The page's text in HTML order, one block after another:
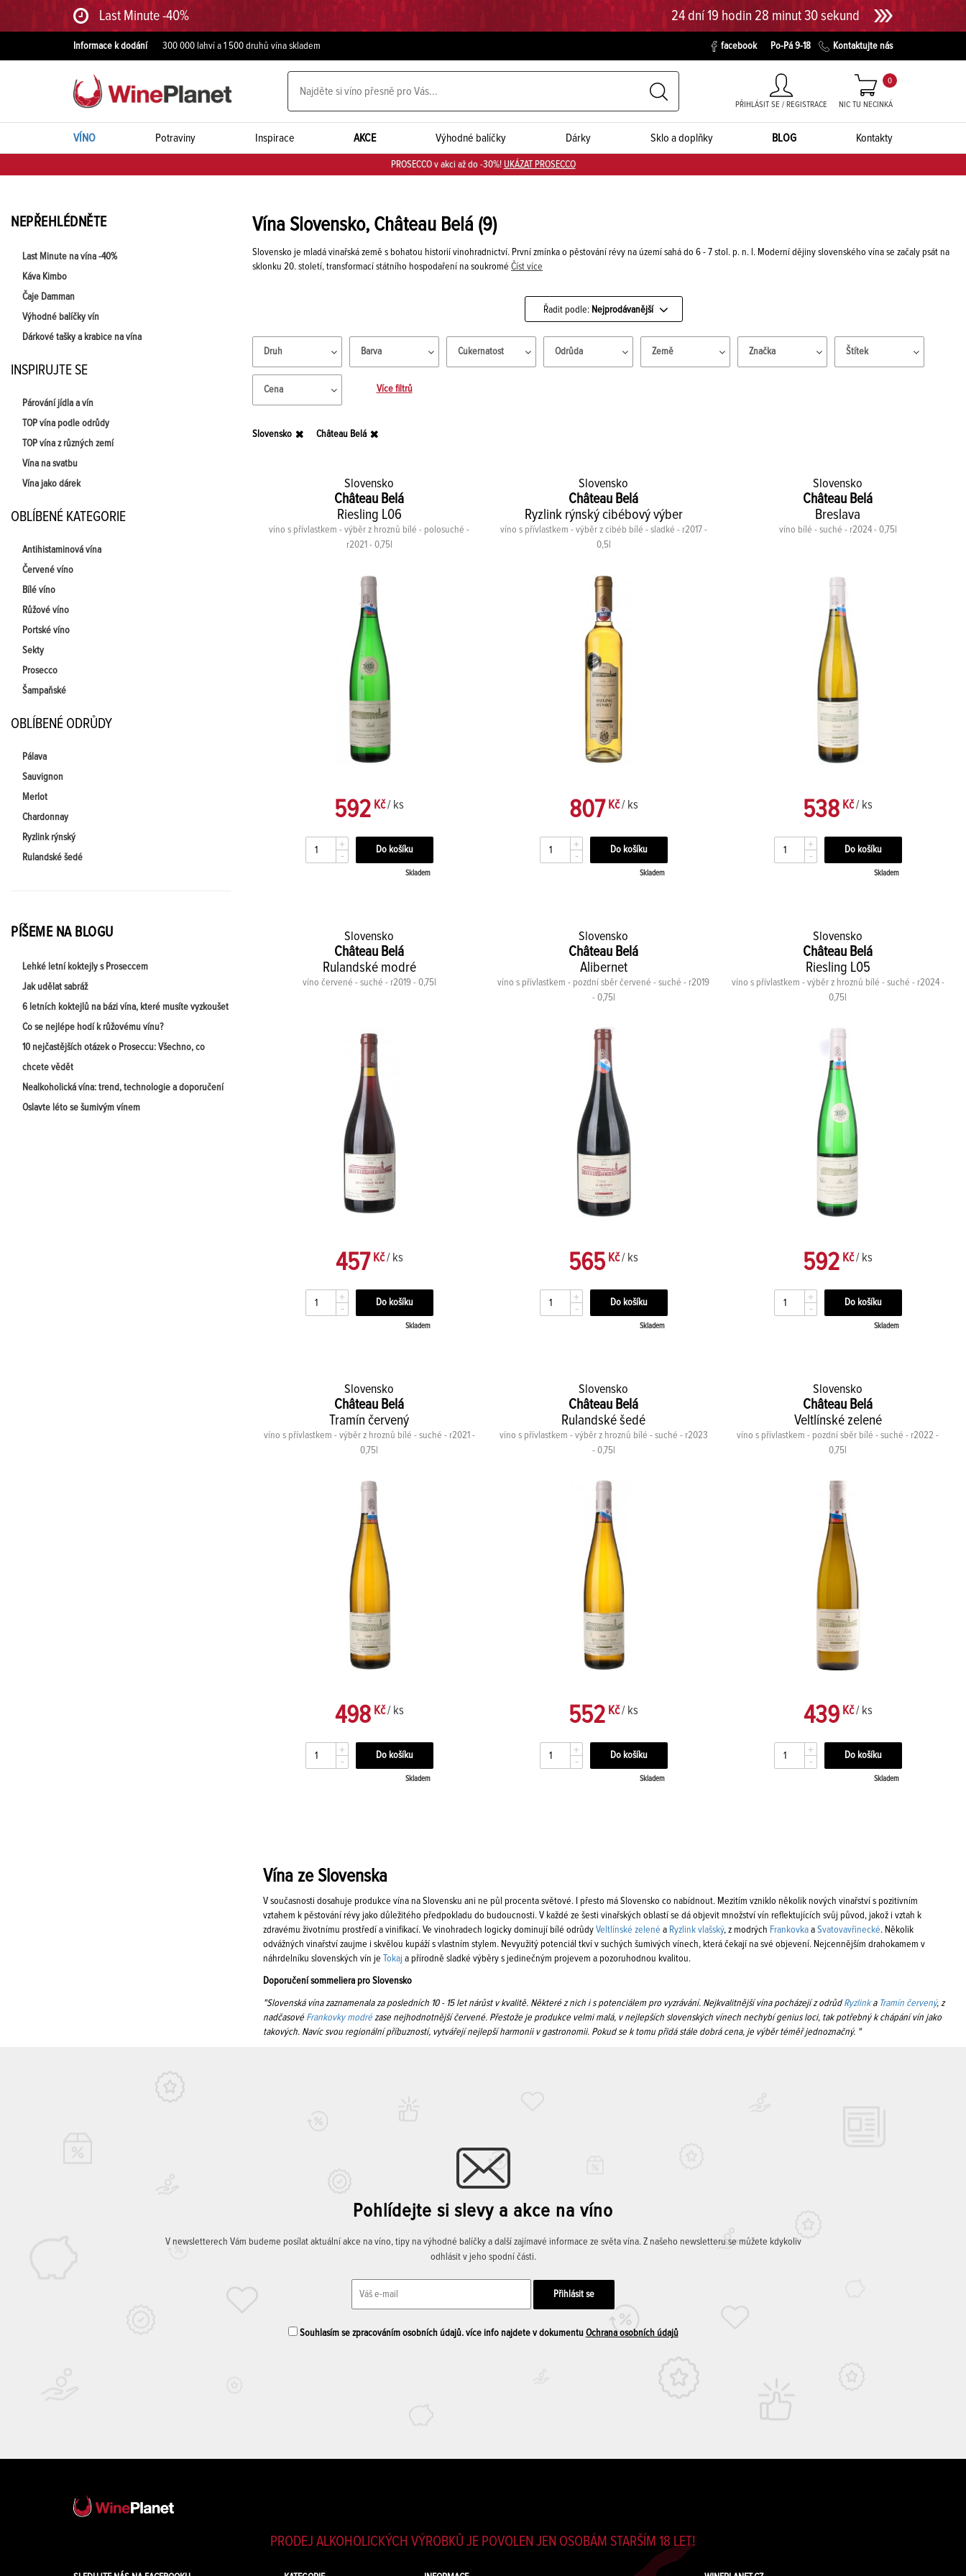
Last Minute -40% 24 dní 19 hodin 28 minut 29 sekund
Informace k dodání 300 000 lahví a 1 500 druhů vína skladem facebook Po-Pá 9-18 Kontaktujte nás
PŘIHLÁSIT SE / REGISTRACE NIC TU NECINKÁ
0
VÍNO Potraviny Inspirace AKCE Výhodné balíčky Dárky Sklo a doplňky BLOG Kontakty
PROSECCO v akci až do -30%! UKÁZAT PROSECCO
NEPŘEHLÉDNĚTE
Last Minute na vína -40%
Káva Kimbo
Čaje Damman
Výhodné balíčky vín
Dárkové tašky a krabice na vína
INSPIRUJTE SE
Párování jídla a vín
TOP vína podle odrůdy
TOP vína z různých zemí
Vína na svatbu
Vína jako dárek
OBLÍBENÉ KATEGORIE
Antihistaminová vína
Červené víno
Bílé víno
Růžové víno
Portské víno
Sekty
Prosecco
Šampaňské
OBLÍBENÉ ODRŮDY
Pálava
Sauvignon
Merlot
Chardonnay
Ryzlink rýnský
Rulandské šedé
PÍŠEME NA BLOGU
Lehké letní koktejly s Proseccem
Jak udělat sabráž
6 letních koktejlů na bázi vína, které musíte vyzkoušet
Co se nejlépe hodí k růžovému vínu?
10 nejčastějších otázek o Proseccu: Všechno, co
chcete vědět
Nealkoholická vína: trend, technologie a doporučení
Oslavte léto se šumivým vínem
Vína Slovensko, Château Belá (9)
Slovensko je mladá vinařská země s bohatou historií vinohradnictví. První zmínka o pěstování révy na území sahá do 6 - 7 stol. p. n. l. Moderní dějiny slovenského vína se začaly psát na
sklonku 20. století, transformací státního hospodaření na soukromé Číst více
Řadit podle: Nejprodávanější
Druh Barva Cukernatost Odrůda Země Značka Štítek
Cena Více filtrů
Slovensko Château Belá
Slovensko
Château Belá
Riesling L06
víno s přívlastkem - výběr z hroznů bílé - polosuché -
r2021 - 0,75l
592 Kč/ ks
+
-
Skladem
Slovensko
Château Belá
Ryzlink rýnský cibébový výber
víno s přívlastkem - výběr z cibéb bílé - sladké - r2017 -
0,5l
807Kč/ ks
+
-
Skladem
Slovensko
Château Belá
Breslava
víno bílé - suché - r2024 - 0,75l
538 Kč/ ks
+
-
Skladem
Slovensko
Château Belá
Rulandské modré
víno červené - suché - r2019 - 0,75l
457Kč/ ks
+
-
Skladem
Slovensko
Château Belá
Alibernet
víno s přívlastkem - pozdní sběr červené - suché - r2019
- 0,75l
565 Kč/ ks
+
-
Skladem
Slovensko
Château Belá
Riesling L05
víno s přívlastkem - výběr z hroznů bílé - suché - r2024 -
0,75l
592 Kč/ ks
+
-
Skladem
Slovensko
Château Belá
Tramín červený
víno s přívlastkem - výběr z hroznů bílé - suché - r2021 -
0,75l
498Kč/ ks
+
-
Skladem
Slovensko
Château Belá
Rulandské šedé
víno s přívlastkem - výběr z hroznů bílé - suché - r2023
- 0,75l
552 Kč/ ks
+
-
Skladem
Slovensko
Château Belá
Veltlínské zelené
víno s přívlastkem - pozdní sběr bílé - suché - r2022 -
0,75l
439Kč/ ks
+
-
Skladem
Vína ze Slovenska
V současnosti dosahuje produkce vína na Slovensku ani ne půl procenta světové. I přesto má Slovensko co nabídnout. Mezitím vzniklo několik nových vinařství s pozitivním
vztahem k pěstování révy jako důležitého předpokladu do budoucnosti. V každé ze šesti vinařských oblastí se dá objevit množství vín reflektujících svůj původ, jakož i vztah k
zdravému životnímu prostředí a vinifikací. Ve vinohradech logicky dominují bílé odrůdy Veltlínské zelené a Ryzlink vlašský, z modrých Frankovka a Svatovavřinecké. Několik
odvážných vinařství zaujme i skvělou kupáží s vlastním stylem. Nevyužitý potenciál tkví v suchých šumivých vínech, která čekají na své objevení. Nejcennějším drahokamem v
náhrdelníku slovenských vín je
Tokaj a přírodně sladké výběry s jedinečným projevem a pozoruhodnou kvalitou.
Doporučení sommeliera pro Slovensko
"Slovenská vína zaznamenala za posledních 10 - 15 let nárůst v kvalitě. Některé z nich i s potenciálem pro vyzrávání. Nejkvalitnější vína pocházejí z odrůd Ryzlinka Tramín červený, z
nadčasové Frankovky modré zase nejhodnotnější červené. Přestože je produkce velmi malá, v nejlepších slovenských vínech nechybí genius loci, tak potřebný k chápání vín jako
takových. Navíc svou regionální příbuzností, vytvářejí nejlepší harmonii v gastronomii. Pokud se k tomu přidá stále dobrá cena, je výběr téměř jednoznačný. "
Pohlídejte si slevy a akce na víno
V newsletterech Vám budeme posílat aktuální akce na víno, tipy na výhodné balíčky a další zajímavé informace ze světa vína. Z našeho newsletteru se můžete kdykoliv
odhlásit v jeho spodní části.
Souhlasím se zpracováním osobních údajů. více info najdete v dokumentu Ochrana osobních údajů
PRODEJ ALKOHOLICKÝCH VÝROBKŮ JE POVOLEN JEN OSOBÁM STARŠÍM 18 LET!